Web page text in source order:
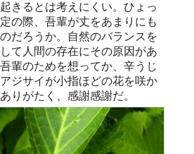
きるとは考えにくい。ひょっ
の際、吾輩が丈をあまりにも
だろうか。自然のバランスを
て人間の存在にその原因があ
輩のためを想ってか、辛うじ
ジサイが小指ほどの花を咲か
りがたく、感謝感謝だ。